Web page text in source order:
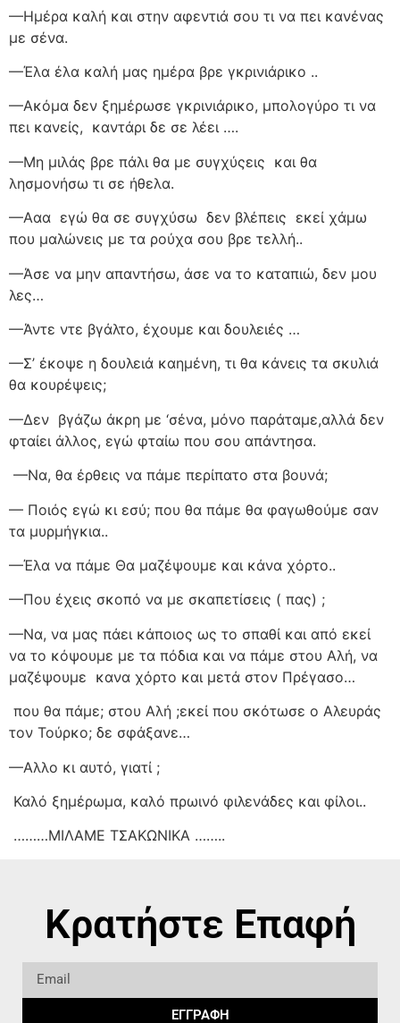
—Ημέρα καλή και στην αφεντιά σου τι να πει κανένας
με σένα.
—Έλα έλα καλή μας ημέρα βρε γκρινιάρικο ..
—Ακόμα δεν ξημέρωσε γκρινιάρικο, μπολογύρο τι να
πει κανείς, καντάρι δε σε λέει ….
—Μη μιλάς βρε πάλι θα με συγχύςεις και θα
λησμονήσω τι σε ήθελα.
—Ααα εγώ θα σε συγχύσω δεν βλέπεις εκεί χάμω
που μαλώνεις με τα ρούχα σου βρε τελλή..
—Άσε να μην απαντήσω, άσε να το καταπιώ, δεν μου
λες…
—Άντε ντε βγάλτο, έχουμε και δουλειές …
—Σ’ έκοψε η δουλειά καημένη, τι θα κάνεις τα σκυλιά
θα κουρέψεις;
—Δεν βγάζω άκρη με ‘σένα, μόνο παράταμε,αλλά δεν
φταίει άλλος, εγώ φταίω που σου απάντησα.
—Να, θα έρθεις να πάμε περίπατο στα βουνά;
— Ποιός εγώ κι εσύ; που θα πάμε θα φαγωθούμε σαν
τα μυρμήγκια..
—Έλα να πάμε Θα μαζέψουμε και κάνα χόρτο..
—Που έχεις σκοπό να με σκαπετίσεις ( πας) ;
—Να, να μας πάει κάποιος ως το σπαθί και από εκεί
να το κόψουμε με τα πόδια και να πάμε στου Αλή, να
μαζέψουμε κανα χόρτο και μετά στον Πρέγασο…
που θα πάμε; στου Αλή ;εκεί που σκότωσε ο Αλευράς
τον Τούρκο; δε σφάξανε…
—Αλλο κι αυτό, γιατί ;
Καλό ξημέρωμα, καλό πρωινό φιλενάδες και φίλοι..
………ΜΙΛΑΜΕ ΤΣΑΚΩΝΙΚΑ ……..
Κρατήστε Επαφή
ΕΓΓΡΑΦΗ